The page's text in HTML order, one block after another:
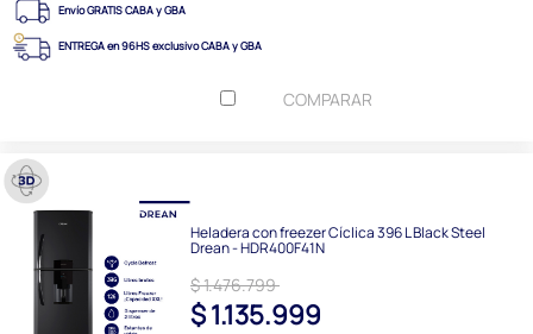
Envío GRATIS CABA y GBA
ENTREGA en 96HS exclusivo CABA y GBA
COMPARAR
Heladera con freezer Cíclica 396 L Black Steel
Drean - HDR400F41N
$ 1.476.799
$ 1.135.999